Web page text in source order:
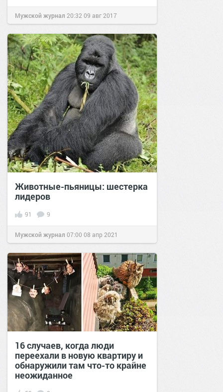
Мужской журнал 20:32 09 авг 2017
Животные-пьяницы: шестерка
лидеров
91 9
Мужской журнал 07:00 08 апр 2021
16 случаев, когда люди
переехали в новую квартиру и
обнаружили там что-то крайне
неожиданное